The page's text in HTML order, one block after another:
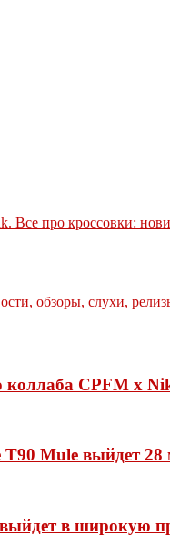
Все про кроссовки:
CPFM x
Mule выйдет 28
в широкую